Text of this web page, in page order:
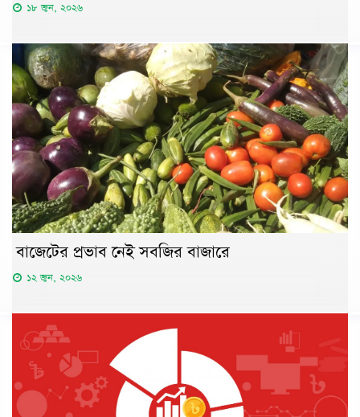
১৮ জুন, ২০২৬
বাজেটের প্রভাব নেই সবজির বাজারে
১২ জুন, ২০২৬